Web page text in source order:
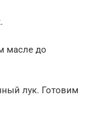
масле до
лук. Готовим